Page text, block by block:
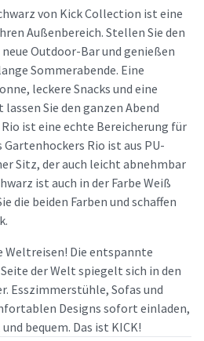
von Kick Collection ist eine
Außenbereich. Stellen Sie den
Outdoor-Bar und genießen
Sommerabende. Eine
leckere Snacks und eine
Sie den ganzen Abend
ist eine echte Bereicherung für
Rio ist aus PU-
Sitz, der auch leicht abnehmbar
ist auch in der Farbe Weiß
die beiden Farben und schaffen
Weltreisen! Die entspannte
der Welt spiegelt sich in den
Esszimmerstühle, Sofas und
Designs sofort einladen,
bequem. Das ist KICK!